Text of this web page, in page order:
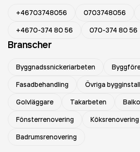
+46703748056 0703748056
+4670-374 80 56
070-374 80 56
Branscher
Byggnadssnickeriarbeten
Fasadbehandling
Övriga
Golvläggare
Takarbeten
Fönsterrenovering
Köksrenovering
Badrumsrenovering